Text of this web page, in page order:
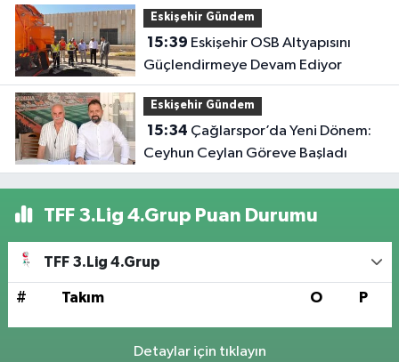
Eskişehir Gündem
15:39
Güçlendirmeye Devam Ediyor
Eskişehir Gündem
15:34
Ceyhun Ceylan Göreve Başladı
TFF 3.Lig 4.Grup Puan Durumu
TFF 3.Lig 4.Grup
# Takım O P
Detaylar için tıklayın